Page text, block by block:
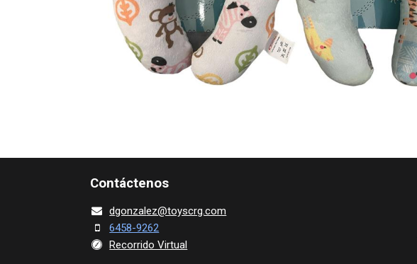
Contácte​nos
dgonza​lez@toy​scrg.c​o​m
6458-9262
Recorrido Virtual